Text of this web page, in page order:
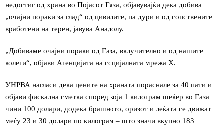
недостиг од храна во Појасот Газа, објавувајќи дека добива
„очајни пораки за глад“ од цивилите, па дури и од сопствените
вработени на терен, јавува Анадолу.
„Добиваме очајни пораки од Газа, вклучително и од нашите
колеги“, објави Агенцијата на социјалната мрежа Х.
УНРВА нагласи дека цените на храната пораснале за 40 пати и
објави фискална сметка според која 1 килограм шеќер во Газа
чини 100 долари, додека брашното, оризот и леќата се движат
меѓу 23 и 30 долари по килограм – што значи вкупно 183